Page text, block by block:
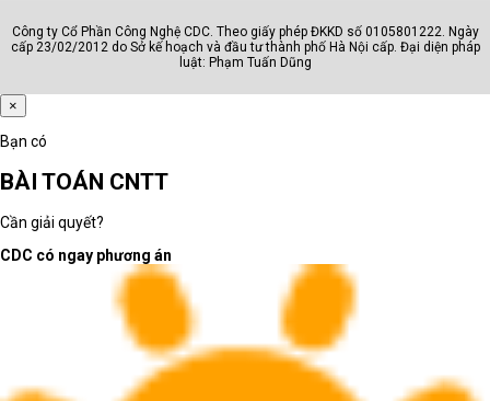
Công ty Cổ Phần Công Nghệ CDC. Theo giấy phép ĐKKD số 0105801222. Ngày
cấp 23/02/2012 do Sở kế hoạch và đầu tư thành phố Hà Nội cấp. Đại diện pháp
luật: Phạm Tuấn Dũng
×
Bạn có
BÀI TOÁN CNTT
Cần giải quyết?
CDC có ngay phương án